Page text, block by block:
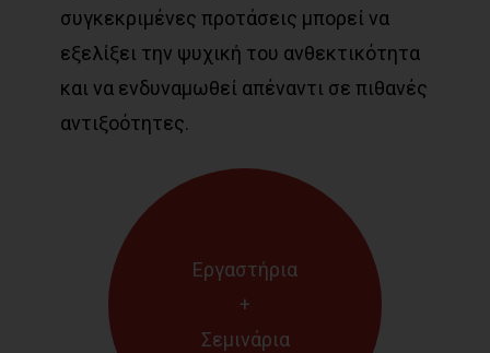
συγκεκριμένες προτάσεις μπορεί να
εξελίξει την ψυχική του ανθεκτικότητα
και να ενδυναμωθεί απέναντι σε πιθανές
αντιξοότητες.
Εργαστήρια
+
Σεμινάρια